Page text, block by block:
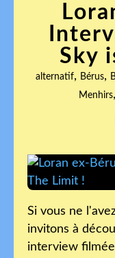
Sky
alternatif, Bérus,
Menhirs,
Si vous ne
invitons à
interview